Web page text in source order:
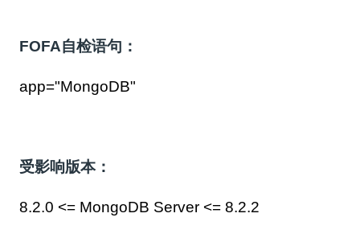
FOFA自检语句：
app="MongoDB"
受影响版本：
8.2.0 <= MongoDB Server <= 8.2.2